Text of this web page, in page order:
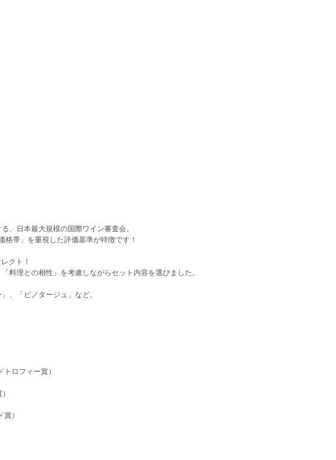
、日本最大規模の国際ワイン審査会。
帯」を重視した評価基準が特徴です！
クト！
料理との相性」を考慮しながらセット内容を選びました。
、「ピノタージュ」など。
ロフィー賞）
）